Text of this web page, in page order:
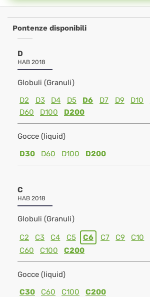
Pontenze disponibili
D
HAB 2018
Globuli (Granuli)
D2
D3 D4 D5 D6 D7 D9 D10
D60
D100 D200
Gocce (liquid)
D30
D60 D100 D200
C
HAB 2018
Globuli (Granuli)
C2 C3 C4 C5 C6 C7 C9 C10
C60
C100 C200
Gocce (liquid)
C30
C60 C100 C200